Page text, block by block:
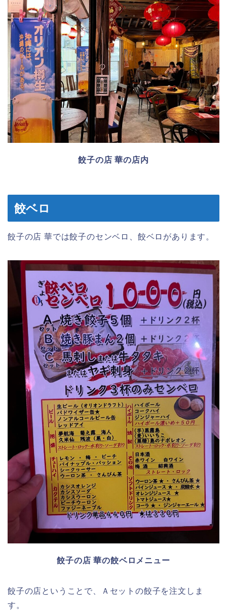
餃子の店 華の店内
餃ベロ
餃子の店 華では餃子のセンベロ、餃ベロがあります。
餃子の店 華の餃ベロメニュー
餃子の店ということで、Ａセットの餃子を注文しま
す。